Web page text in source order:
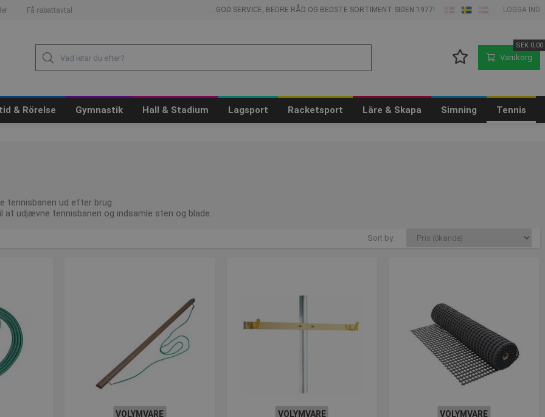
Få rabattavtal ...GOD SERVICE, BEDRE RÅD OG BEDSTE SORTIMENT SIDEN 1977! LOGGA IND
Varukorg
SEK0,00
& Rörelse Gymnastik Hall & Stadium Lagsport Racketsport Läre & Skapa Simning Tennis
tennisbanen ud efter brug.
udjævne tennisbanen og indsamle sten og blade.
Sort by:
VOLYMVARE VOLYMVARE VOLYMVARE